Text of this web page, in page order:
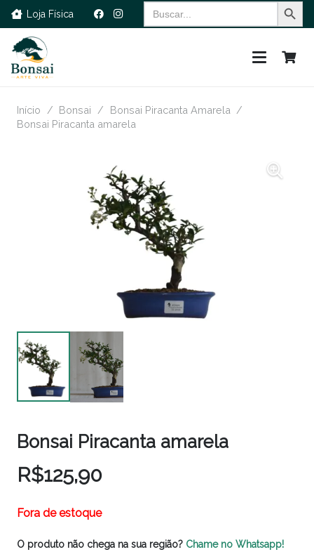
Loja Física
Search
for:
Início / Bonsai / Bonsai Piracanta Amarela /
Bonsai Piracanta amarela
Bonsai Piracanta amarela
R$125,90
Fora de estoque
O produto não chega na sua região? Chame no Whatsapp!